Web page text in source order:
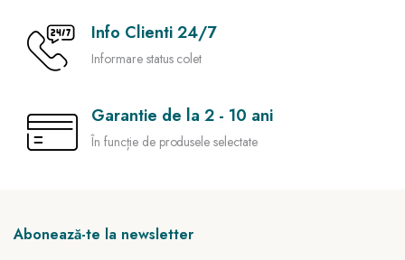
Info Clienti 24/7
Informare status colet
Garantie de la 2 - 10 ani
În funcție de produsele selectate
Abonează-te la newsletter